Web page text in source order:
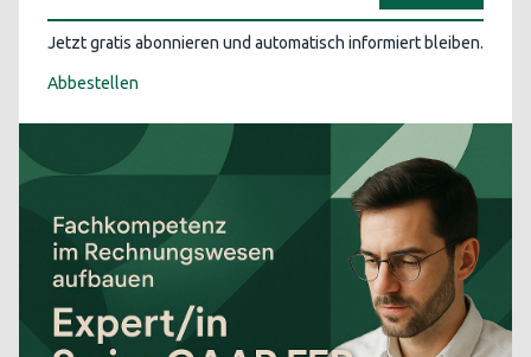
Jetzt gratis abonnieren und automatisch informiert bleiben.
Abbestellen